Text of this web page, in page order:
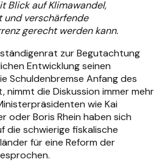
Blick auf Klimawandel,
und verschärfende
gerecht werden kann.
zur Begutachtung
Entwicklung seinen
Schuldenbremse Anfang des
die Diskussion immer mehr
wie Kai
oder Boris Rhein haben sich
die schwierige fiskalische
für eine Reform der